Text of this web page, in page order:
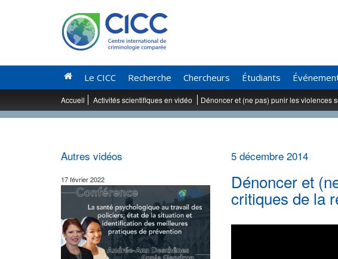
Le CICC Recherche Chercheurs Étudiants
Accueil Activités scientifiques en vidéo Dénoncer et (ne pas) punir les violences
5 décembre 2014
Dénoncer et
critiques de la
Autres vidéos
17 février 2022